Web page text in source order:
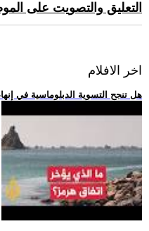
التعليق والتصويت على
اخر الافلام
.. هل تنجح التسوية الدبلوماسية في